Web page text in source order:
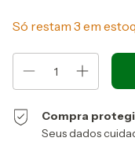
Só restam 3 em
Compra
Seus dados